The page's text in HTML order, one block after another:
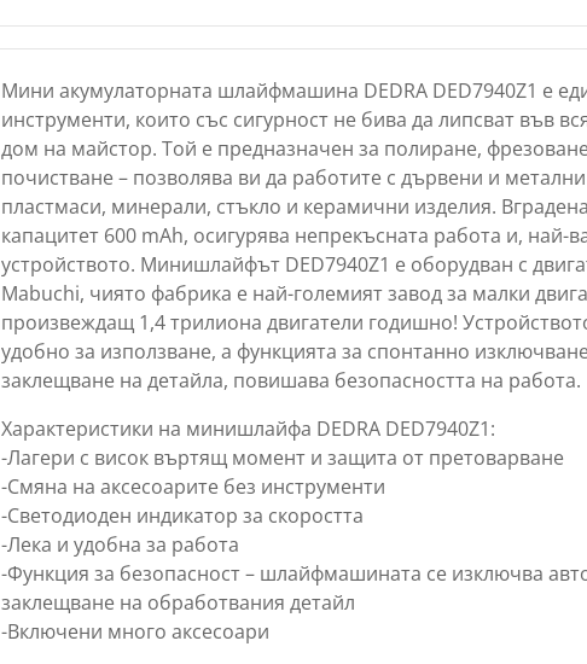
Мини акумулаторната шлайфмашина DEDRA DED7940Z1 е
инструменти, които със сигурност не бива да липсват във
дом на майстор. Той е предназначен за полиране,
почистване – позволява ви да работите с дървени и
пластмаси, минерали, стъкло и керамични изделия.
капацитет 600 mAh, осигурява непрекъсната работа и, най-
устройството. Минишлайфът DED7940Z1 е оборудван с
Mabuchi, чиято фабрика е най-големият завод за малки
произвеждащ 1,4 трилиона двигатели годишно!
удобно за използване, а функцията за спонтанно
заклещване на детайла, повишава безопасността на работа.
Характеристики на минишлайфа DEDRA DED7940Z1:
-Лагери с висок въртящ момент и защита от претоварване
-Смяна на аксесоарите без инструменти
-Светодиоден индикатор за скоростта
-Лека и удобна за работа
-Функция за безопасност – шлайфмашината се изключва
заклещване на обработвания детайл
-Включени много аксесоари